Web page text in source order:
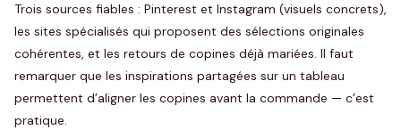
Trois sources fiables : Pinterest et Instagram (visuels concrets),
les sites spécialisés qui proposent des sélections originales
cohérentes, et les retours de copines déjà mariées. Il faut
remarquer que les inspirations partagées sur un tableau
permettent d’aligner les copines avant la commande — c’est
pratique.